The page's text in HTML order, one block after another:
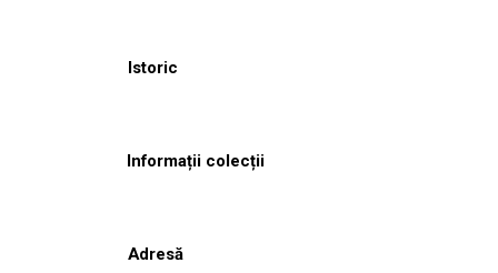
Istoric
Informații colecții
Adresă